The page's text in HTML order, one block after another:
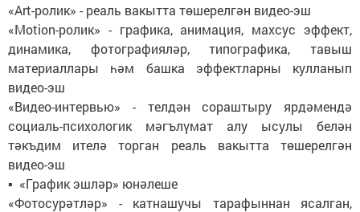
«Art-ролик» - реаль вакытта төшерелгән видео-эш
«Motion-ролик» - графика, анимация, махсус эффект,
динамика, фотографияләр, типографика, тавыш
материаллары һәм башка эффектларны кулланып
видео-эш
«Видео-интервью» - телдән сораштыру ярдәмендә
социаль-психологик мәгълүмат алу ысулы белән
тәкъдим ителә торган реаль вакытта төшерелгән
видео-эш
▪ «График эшләр» юнәлеше
«Фотосурәтләр» - катнашучы тарафыннан ясалган,